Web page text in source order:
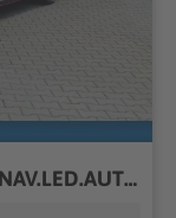
BMW M235 i.GRAN.COUP.xDRIVE.NAV.LED.AUTO.PDC.KAMERA.P